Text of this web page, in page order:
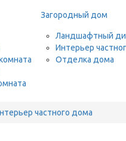
Загородный дом
Ландшафтный
Интерьер
Отделка дома
частного дома